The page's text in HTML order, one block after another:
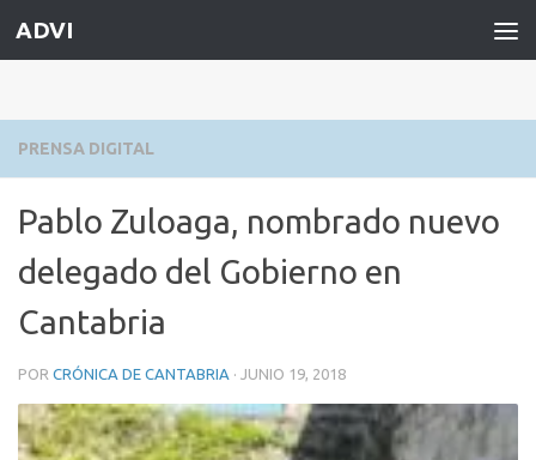
Saltar al contenido
ADVI
PRENSA DIGITAL
Pablo Zuloaga, nombrado nuevo
delegado del Gobierno en
Cantabria
POR CRÓNICA DE CANTABRIA · JUNIO 19, 2018